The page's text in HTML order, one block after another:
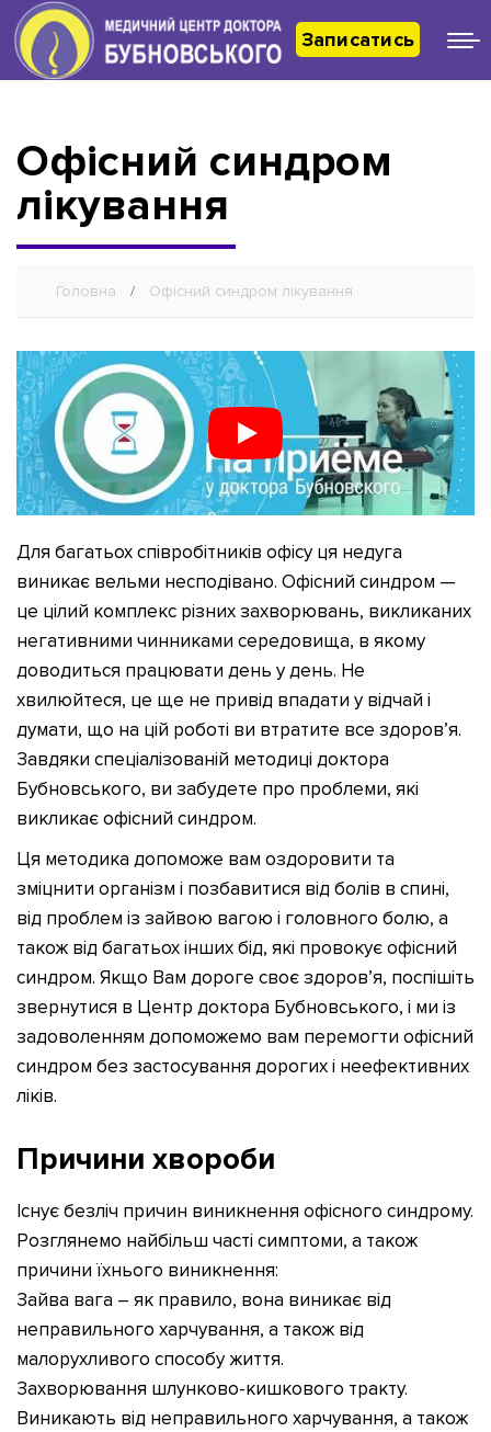
Записатись
Офісний синдром
лікування
Ви тут:Головна Офісний синдром лікування
Для багатьох співробітників офісу ця недуга
виникає вельми несподівано. Офісний синдром —
це цілий комплекс різних захворювань, викликаних
негативними чинниками середовища, в якому
доводиться працювати день у день. Не
хвилюйтеся, це ще не привід впадати у відчай і
думати, що на цій роботі ви втратите все здоров’я.
Завдяки спеціалізованій методиці доктора
Бубновського, ви забудете про проблеми, які
викликає офісний синдром.
Ця методика допоможе вам оздоровити та
зміцнити організм і позбавитися від болів в спині,
від проблем із зайвою вагою і головного болю, а
також від багатьох інших бід, які провокує офісний
синдром. Якщо Вам дороге своє здоров’я, поспішіть
звернутися в Центр доктора Бубновського, і ми із
задоволенням допоможемо вам перемогти офісний
синдром без застосування дорогих і неефективних
ліків.
Причини хвороби
Існує безліч причин виникнення офісного синдрому.
Розглянемо найбільш часті симптоми, а також
причини їхнього виникнення:
Зайва вага – як правило, вона виникає від
неправильного харчування, а також від
малорухливого способу життя.
Захворювання шлунково-кишкового тракту.
Виникають від неправильного харчування, а також